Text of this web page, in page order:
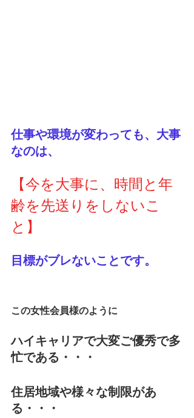
仕事や環境が変わっても、大事
なのは、
【今を大事に、時間と年
齢を先送りをしないこ
と】
目標がブレないことです。
この女性会員様のように
ハイキャリアで大変ご優秀で多
忙である・・・
住居地域や様々な制限があ
る・・・